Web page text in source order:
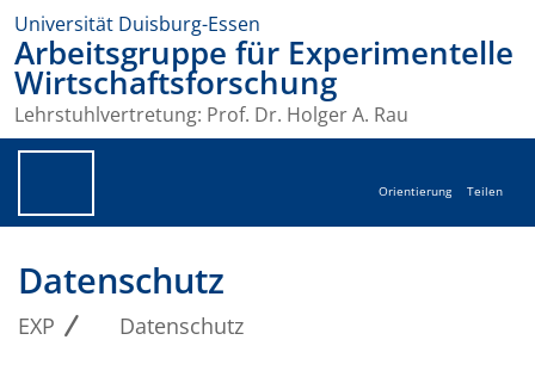
Universität Duisburg-Essen
Arbeitsgruppe für Experimentelle
Wirtschaftsforschung
Lehrstuhlvertretung: Prof. Dr. Holger A. Rau
Orientierung Teilen
Datenschutz
EXP Datenschutz